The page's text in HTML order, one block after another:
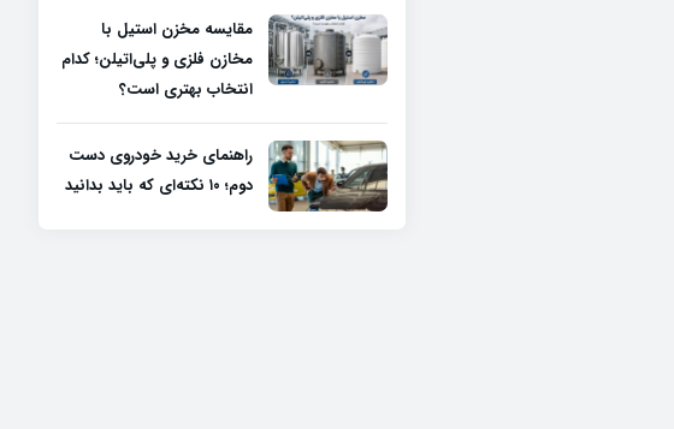
مقایسه مخزن استیل با
مخازن فلزی و پلی‌اتیلن؛ کدام
انتخاب بهتری است؟
راهنمای خرید خودروی دست
دوم؛ ۱۰ نکته‌ای که باید بدانید